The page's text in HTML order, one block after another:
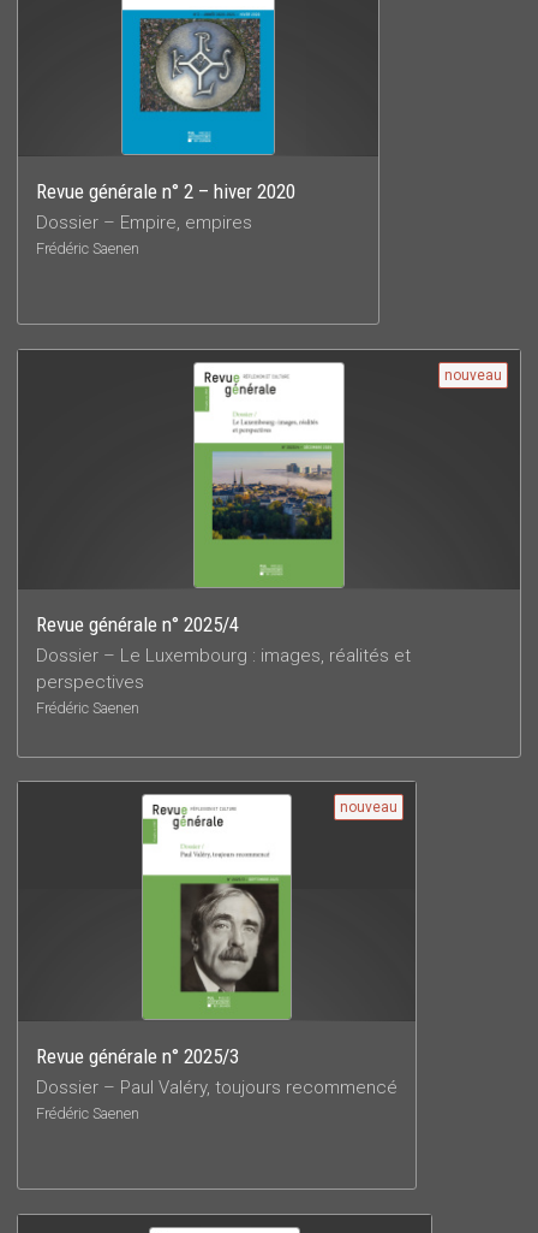
Revue générale n° 2 – hiver 2020
Dossier – Empire, empires
Frédéric Saenen
nouveau
Revue générale n° 2025/4
Dossier – Le Luxembourg : images, réalités et
perspectives
Frédéric Saenen
nouveau
Revue générale n° 2025/3
Dossier – Paul Valéry, toujours recommencé
Frédéric Saenen